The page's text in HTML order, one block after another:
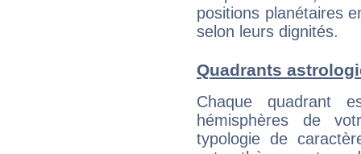
positions planétaires
selon leurs dignités.
Quadrants
Chaque quadrant
hémisphères de
typologie de